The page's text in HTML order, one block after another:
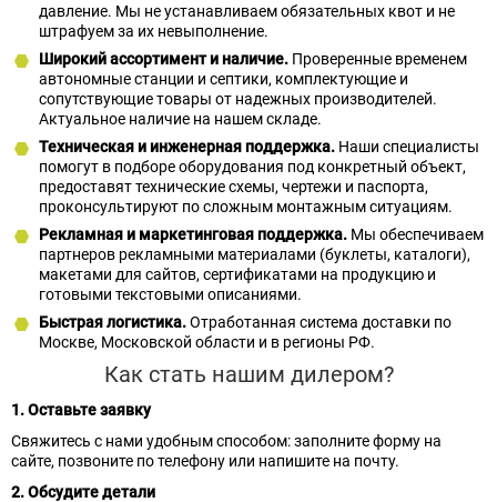
давление. Мы не устанавливаем обязательных квот и не
штрафуем за их невыполнение.
Широкий ассортимент и наличие. Проверенные временем
автономные станции и септики, комплектующие и
сопутствующие товары от надежных производителей.
Актуальное наличие на нашем складе.
Техническая и инженерная поддержка. Наши специалисты
помогут в подборе оборудования под конкретный объект,
предоставят технические схемы, чертежи и паспорта,
проконсультируют по сложным монтажным ситуациям.
Рекламная и маркетинговая поддержка. Мы обеспечиваем
партнеров рекламными материалами (буклеты, каталоги),
макетами для сайтов, сертификатами на продукцию и
готовыми текстовыми описаниями.
Быстрая логистика.Отработанная система доставки по
Москве, Московской области и в регионы РФ.
Как стать нашим дилером?
1. Оставьте заявку
Свяжитесь с нами удобным способом: заполните форму на
сайте, позвоните по телефону или напишите на почту.
2. Обсудите детали